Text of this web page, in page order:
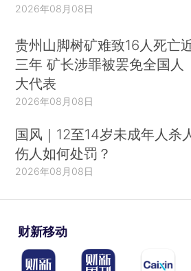
2026年08月08日
贵州山脚树矿难致16人死亡
三年 矿长涉罪被罢免全国人
大代表
2026年08月08日
国风｜12至14岁未成年人杀
伤人如何处罚？
2026年08月08日
财新移动